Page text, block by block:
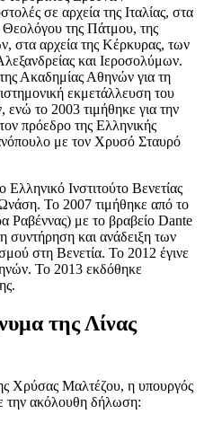
σε αρχεία της Ιταλίας, στα
της Πάτμου, της
στα αρχεία της Κέρκυρας, των
και Ιεροσολύμων.
Ακαδημίας Αθηνών για τη
εκμετάλλευση του
το 2003 τιμήθηκε για την
πρόεδρο της Ελληνικής
με τον Χρυσό Σταυρό
Iνστιτούτο Bενετίας
Το 2007 τιμήθηκε από το
Pαβέννας) με το βραβείο Dante
συντήρηση και ανάδειξη των
στη Bενετία. Το 2012 έγινε
Το 2013 εκδόθηκε
της Λίνας
Χρύσας Μαλτέζου, η υπουργός
την ακόλουθη δήλωση: